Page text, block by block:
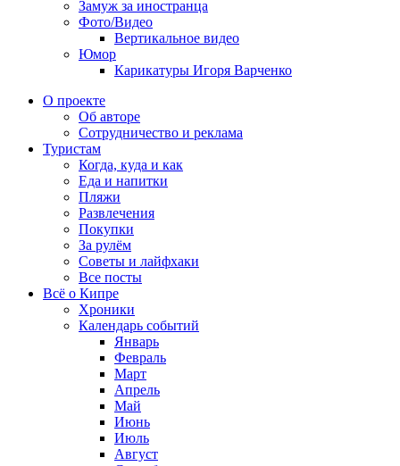
Замуж за иностранца
Фото/Видео
Вертикальное видео
Юмор
Карикатуры Игоря Варченко
О проекте
Об авторе
Сотрудничество и реклама
Туристам
Когда, куда и как
Еда и напитки
Пляжи
Развлечения
Покупки
За рулём
Советы и лайфхаки
Все посты
Всё о Кипре
Хроники
Календарь событий
Январь
Февраль
Март
Апрель
Май
Июнь
Июль
Август